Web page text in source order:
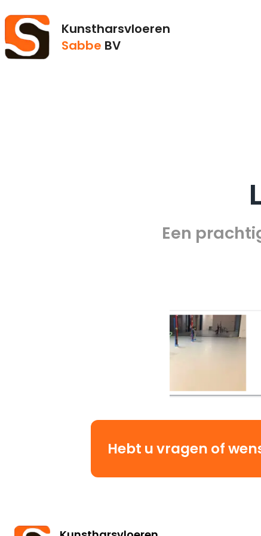
Kunstharsvloeren
Sabbe BV
Een
Hebt u vragen of